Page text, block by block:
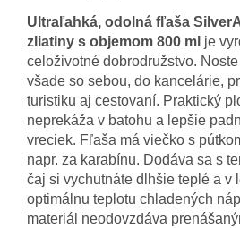
Ultraľahká, odolná fľaša
zliatiny s objemom 800 ml je
celoživotné dobrodružstvo.
všade so sebou, do kancelárie,
turistiku aj cestovaní. Praktický
neprekáža v batohu a lepšie
vreciek. Fľaša má viečko s
napr. za karabínu. Dodáva sa s
čaj si vychutnáte dlhšie teplé a v
optimálnu teplotu chladených
materiál neodovzdáva